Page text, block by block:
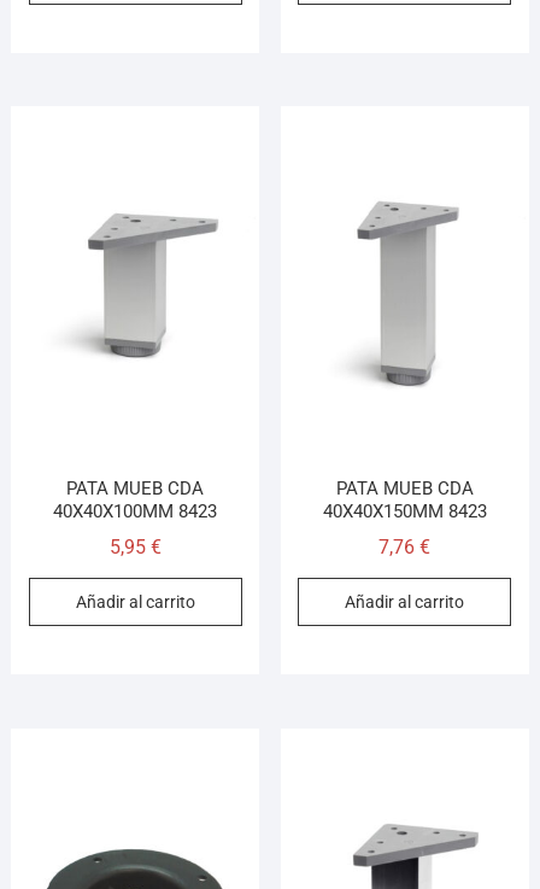
PATA MUEB CDA
40X40X100MM 8423
5,95 €
Añadir al carrito
PATA MUEB CDA
40X40X150MM 8423
7,76€
Añadir al carrito